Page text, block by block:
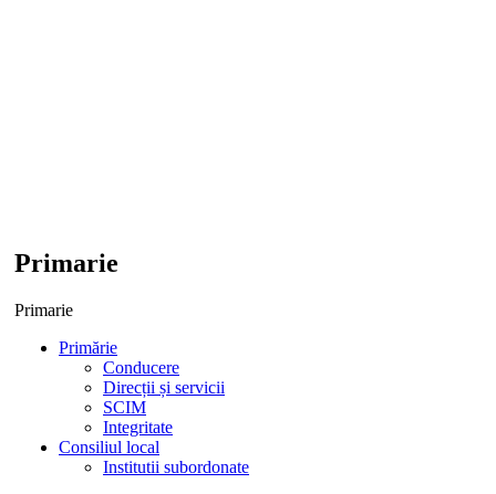
Primarie
Primarie
Primărie
Conducere
Direcții și servicii
SCIM
Integritate
Consiliul local
Institutii subordonate